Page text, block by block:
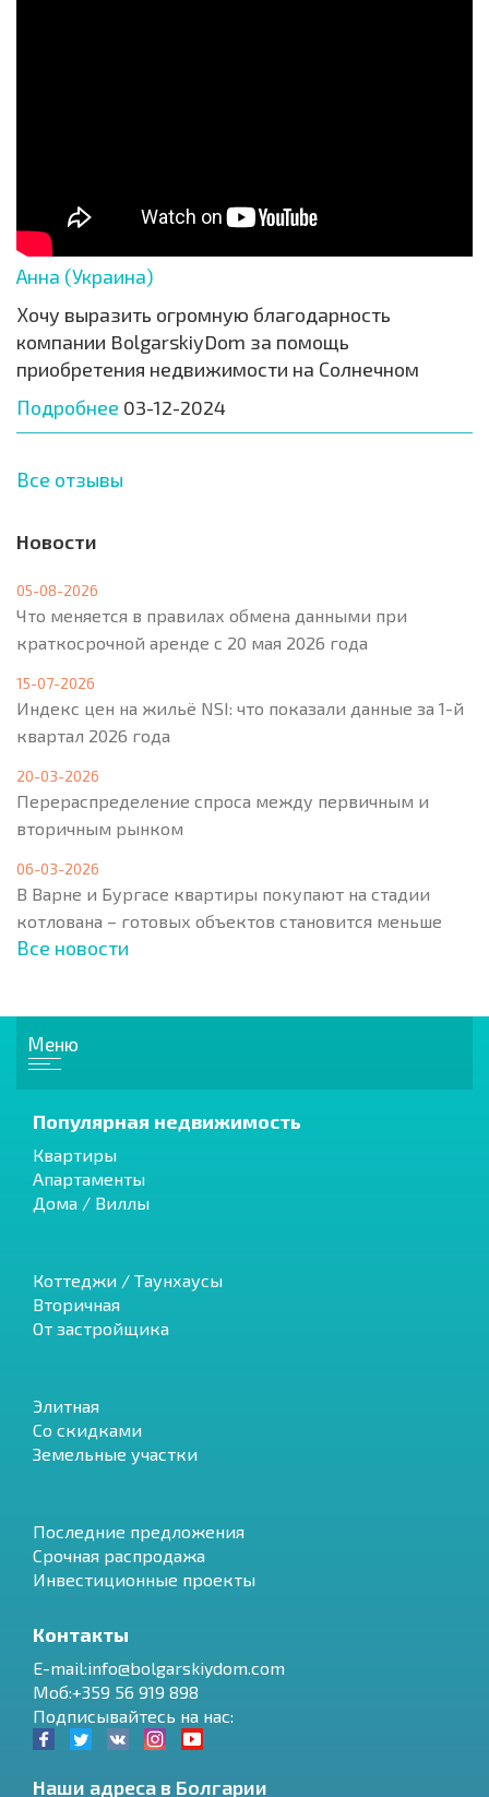
Анна (Украина)
Хочу выразить огромную благодарность
компании BolgarskiyDom за помощь
приобретения недвижимости на Солнечном
Подробнее 03-12-2024
Все отзывы
Новости
05-08-2026
Что меняется в правилах обмена данными при
краткосрочной аренде с 20 мая 2026 года
15-07-2026
Индекс цен на жильё NSI: что показали данные за 1-й
квартал 2026 года
20-03-2026
Перераспределение спроса между первичным и
вторичным рынком
06-03-2026
В Варне и Бургасе квартиры покупают на стадии
котлована – готовых объектов становится меньше
Все новости
Меню
Популярная недвижимость
Квартиры
Апартаменты
Дома / Виллы
Коттеджи / Таунхаусы
Вторичная
От застройщика
Элитная
Со скидками
Земельные участки
Последние предложения
Срочная распродажа
Инвестиционные проекты
Контакты
E-mail:info@bolgarskiydom.com
Моб:+359 56 919 898
Подписывайтесь на нас:
Наши адреса в Болгарии